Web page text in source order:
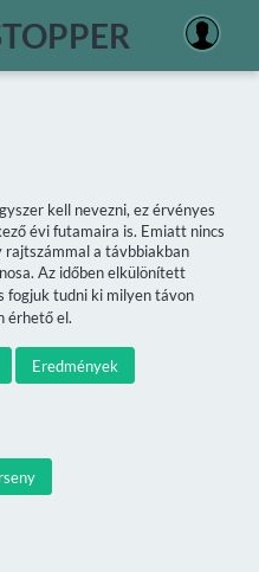
kell nevezni, ez érvényes
évi futamaira is. Emiatt nincs
rajtszámmal a távbbiakban
Az időben elkülönített
fogjuk tudni ki milyen távon
érhető el.
Eredmények